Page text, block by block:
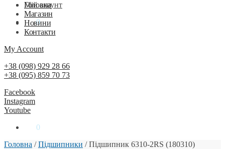
Мій акаунт
0₴ 0
Головна
Магазин
Новини
Контакти
My Account
+38 (098) 929 28 66
+38 (095) 859 70 73
Facebook
Instagram
Youtube
0
Головна /Підшипники /Підшипник 6310-2RS (180310)